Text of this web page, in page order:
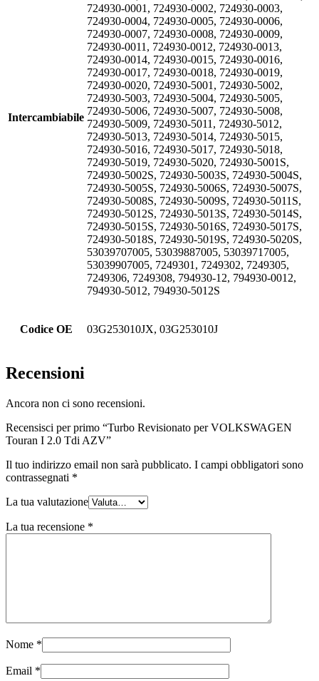
Intercambiabile
724930-0001, 724930-0002, 724930-0003,
724930-0004, 724930-0005, 724930-0006,
724930-0007, 724930-0008, 724930-0009,
724930-0011, 724930-0012, 724930-0013,
724930-0014, 724930-0015, 724930-0016,
724930-0017, 724930-0018, 724930-0019,
724930-0020, 724930-5001, 724930-5002,
724930-5003, 724930-5004, 724930-5005,
724930-5006, 724930-5007, 724930-5008,
724930-5009, 724930-5011, 724930-5012,
724930-5013, 724930-5014, 724930-5015,
724930-5016, 724930-5017, 724930-5018,
724930-5019, 724930-5020, 724930-5001S,
724930-5002S, 724930-5003S, 724930-5004S,
724930-5005S, 724930-5006S, 724930-5007S,
724930-5008S, 724930-5009S, 724930-5011S,
724930-5012S, 724930-5013S, 724930-5014S,
724930-5015S, 724930-5016S, 724930-5017S,
724930-5018S, 724930-5019S, 724930-5020S,
53039707005, 53039887005, 53039717005,
53039907005, 7249301, 7249302, 7249305,
7249306, 7249308, 794930-12, 794930-0012,
794930-5012, 794930-5012S
Codice OE 03G253010JX, 03G253010J
Recensioni
Ancora non ci sono recensioni.
Recensisci per primo “Turbo Revisionato per VOLKSWAGEN
Touran I 2.0 Tdi AZV”
Il tuo indirizzo email non sarà pubblicato. I campi obbligatori sono
contrassegnati *
La tua valutazione
La tua recensione *
Nome *
Email *